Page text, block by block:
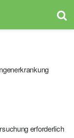
erforderlich